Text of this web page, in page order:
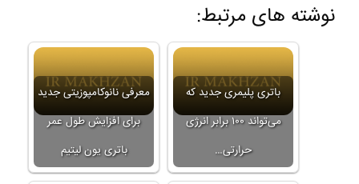
نوشته های مرتبط:
معرفی نانوکامپوزیتی جدید
برای افزایش طول عمر
باتری یون لیتیم
باتری پلیمری جدید که
می‌تواند ۱۰۰ برابر انرژی
حرارتی…